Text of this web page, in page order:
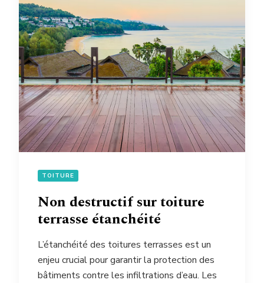
TOITURE
Non destructif sur toiture
terrasse étanchéité
L’étanchéité des toitures terrasses est un
enjeu crucial pour garantir la protection des
bâtiments contre les infiltrations d’eau. Les